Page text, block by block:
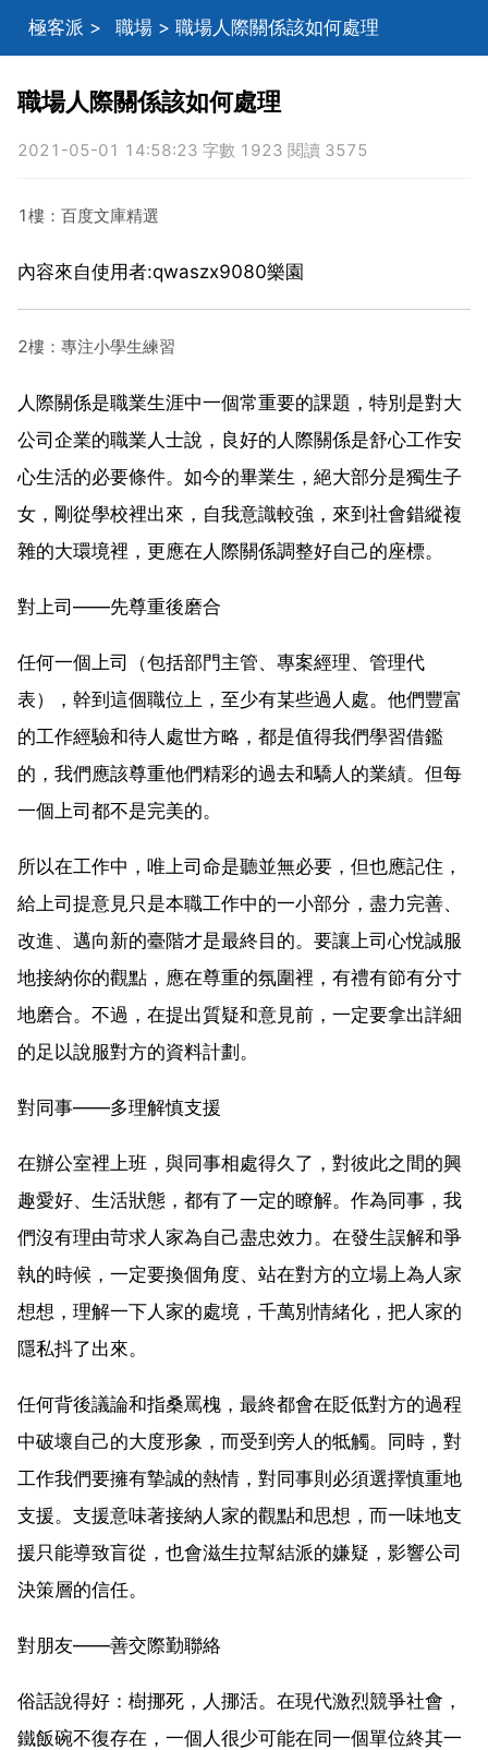
極客派 > 職場 > 職場人際關係該如何處理
職場人際關係該如何處理
2021-05-01 14:58:23 字數 1923 閱讀 3575
1樓：百度文庫精選
內容來自使用者:qwaszx9080樂園
2樓：專注小學生練習
人際關係是職業生涯中一個常重要的課題，特別是對大
公司企業的職業人士說，良好的人際關係是舒心工作安
心生活的必要條件。如今的畢業生，絕大部分是獨生子
女，剛從學校裡出來，自我意識較強，來到社會錯縱複
雜的大環境裡，更應在人際關係調整好自己的座標。
對上司——先尊重後磨合
任何一個上司（包括部門主管、專案經理、管理代
表），幹到這個職位上，至少有某些過人處。他們豐富
的工作經驗和待人處世方略，都是值得我們學習借鑑
的，我們應該尊重他們精彩的過去和驕人的業績。但每
一個上司都不是完美的。
所以在工作中，唯上司命是聽並無必要，但也應記住，
給上司提意見只是本職工作中的一小部分，盡力完善、
改進、邁向新的臺階才是最終目的。要讓上司心悅誠服
地接納你的觀點，應在尊重的氛圍裡，有禮有節有分寸
地磨合。不過，在提出質疑和意見前，一定要拿出詳細
的足以說服對方的資料計劃。
對同事——多理解慎支援
在辦公室裡上班，與同事相處得久了，對彼此之間的興
趣愛好、生活狀態，都有了一定的瞭解。作為同事，我
們沒有理由苛求人家為自己盡忠效力。在發生誤解和爭
執的時候，一定要換個角度、站在對方的立場上為人家
想想，理解一下人家的處境，千萬別情緒化，把人家的
隱私抖了出來。
任何背後議論和指桑罵槐，最終都會在貶低對方的過程
中破壞自己的大度形象，而受到旁人的牴觸。同時，對
工作我們要擁有摯誠的熱情，對同事則必須選擇慎重地
支援。支援意味著接納人家的觀點和思想，而一味地支
援只能導致盲從，也會滋生拉幫結派的嫌疑，影響公司
決策層的信任。
對朋友——善交際勤聯絡
俗話說得好：樹挪死，人挪活。在現代激烈競爭社會，
鐵飯碗不復存在，一個人很少可能在同一個單位終其一